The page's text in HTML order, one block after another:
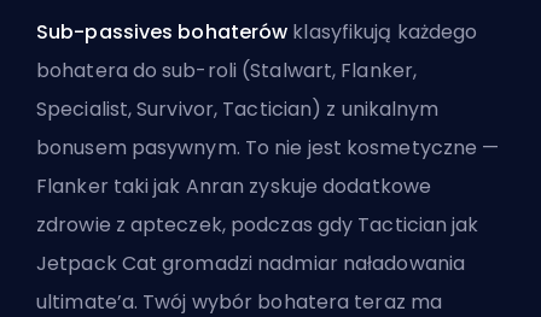
Sub-passives bohaterów klasyfikują każdego
bohatera do sub-roli (Stalwart, Flanker,
Specialist, Survivor, Tactician) z unikalnym
bonusem pasywnym. To nie jest kosmetyczne —
Flanker taki jak Anran zyskuje dodatkowe
zdrowie z apteczek, podczas gdy Tactician jak
Jetpack Cat gromadzi nadmiar naładowania
ultimate’a. Twój wybór bohatera teraz ma